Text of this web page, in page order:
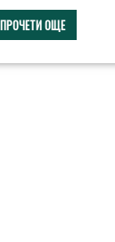
ПРОЧЕТИ ОЩЕ